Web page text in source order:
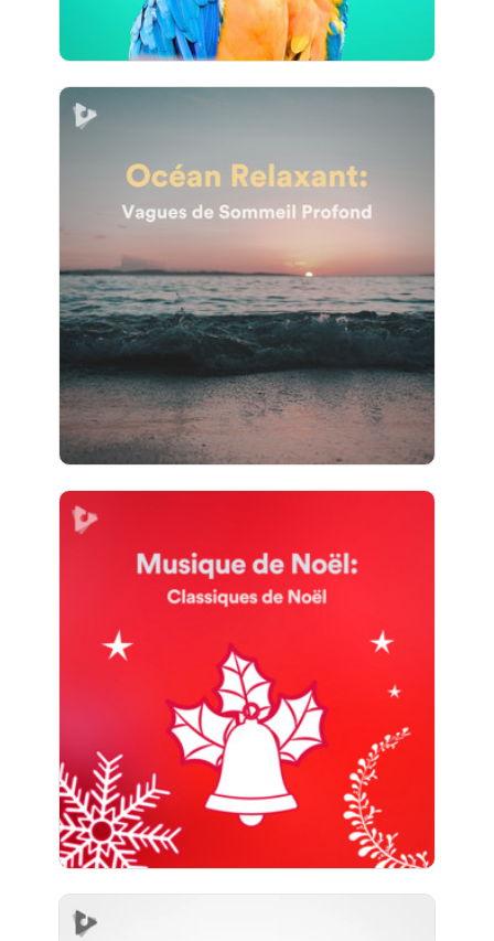
Océan Relaxant: Vagues de
Sommeil Profond
Jouer
21 suiveurs
Musique de Noël: Classiques
de Noël
Info
Jouer
17 suiveurs